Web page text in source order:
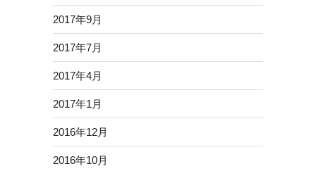
2017年9月
2017年7月
2017年4月
2017年1月
2016年12月
2016年10月